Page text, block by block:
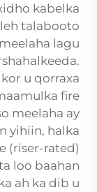
kabelka
talabooto
lagu
u qorraxa
fire
meelaha ay
yihiin, halka
(riser-rated)
loo baahan
ah ka dib u